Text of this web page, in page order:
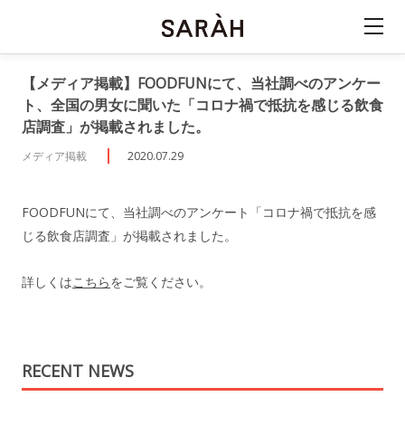
【メディア掲載】FOODFUNにて、当社調べのアンケー
ト、全国の男女に聞いた「コロナ禍で抵抗を感じる飲食
店調査」が掲載されました。
メディア掲載 2020.07.29
FOODFUNにて、当社調べのアンケート「コロナ禍で抵抗を感
じる飲食店調査」が掲載されました。
詳しくはこちらをご覧ください。
RECENT NEWS